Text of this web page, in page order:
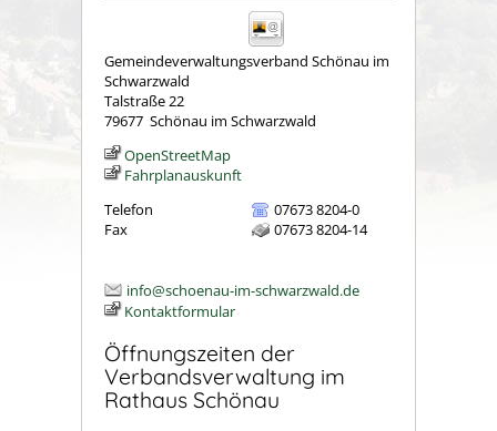
Gemeindeverwaltungsverband Schönau im
Schwarzwald
Talstraße 22
79677 Schönau im Schwarzwald
OpenStreetMap
Fahrplanauskunft
Telefon
07673 8204-0
Fax
07673 8204-14
info@schoenau-im-schwarzwald.de
Kontaktformular
Öffnungszeiten der
Verbandsverwaltung im
Rathaus Schönau